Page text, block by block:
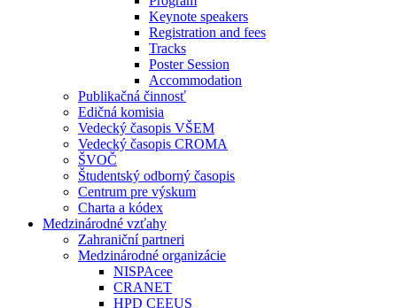
Keynote speakers
Registration and fees
Tracks
Poster Session
Accommodation
Publikačná činnosť
Edičná komisia
Vedecký časopis VŠEM
Vedecký časopis CROMA
ŠVOČ
Študentský odborný časopis
Centrum pre výskum
Charta a kódex
Medzinárodné vzťahy
Zahraniční partneri
Medzinárodné organizácie
NISPAcee
CRANET
HPD CEEUS